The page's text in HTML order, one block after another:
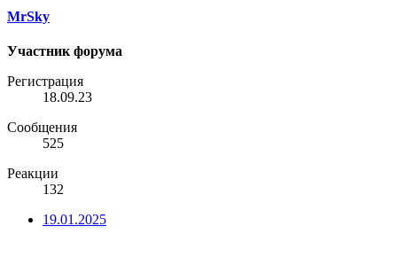
MrSky
Участник форума
Регистрация
18.09.23
Сообщения
525
Реакции
132
19.01.2025